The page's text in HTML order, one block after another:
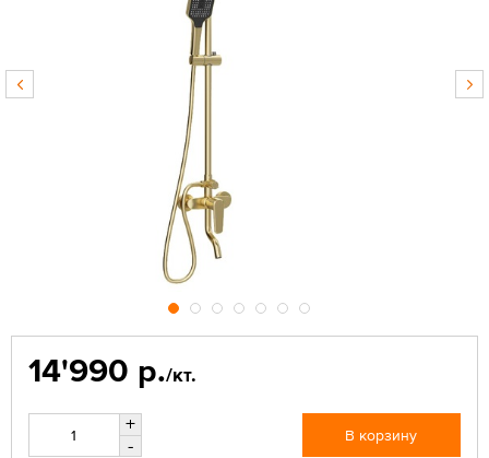
14'990 р./кт.
+
-
В корзину